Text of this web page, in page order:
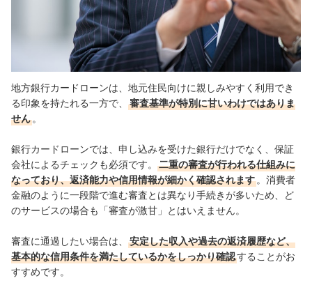
地方銀行カードローンは、地元住民向けに親しみやすく利用でき
る印象を持たれる一方で、
審査基準が特別に甘いわけではありま
せん 。
銀行カードローンでは、申し込みを受けた銀行だけでなく、保証
会社によるチェックも必須です。
二重の審査が行われる仕組みに
なっており、返済能力や信用情報が細かく確認されます 。消費者
金融のように一段階で進む審査とは異なり手続きが多いため、ど
のサービスの場合も「審査が激甘」とはいえません。
審査に通過したい場合は、
安定した収入や過去の返済履歴など、
基本的な信用条件を満たしているかをしっかり確認することがお
すすめです。